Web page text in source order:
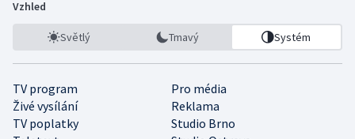
Vzhled
Světlý Tmavý Systém
TV program
Pro média
Živé vysílání
Reklama
TV poplatky
Studio Brno